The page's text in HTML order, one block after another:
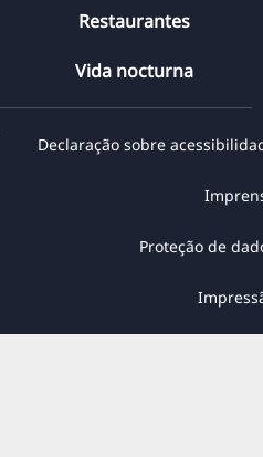
Restaurantes
Vida nocturna
Declaração sobre
Proteção de